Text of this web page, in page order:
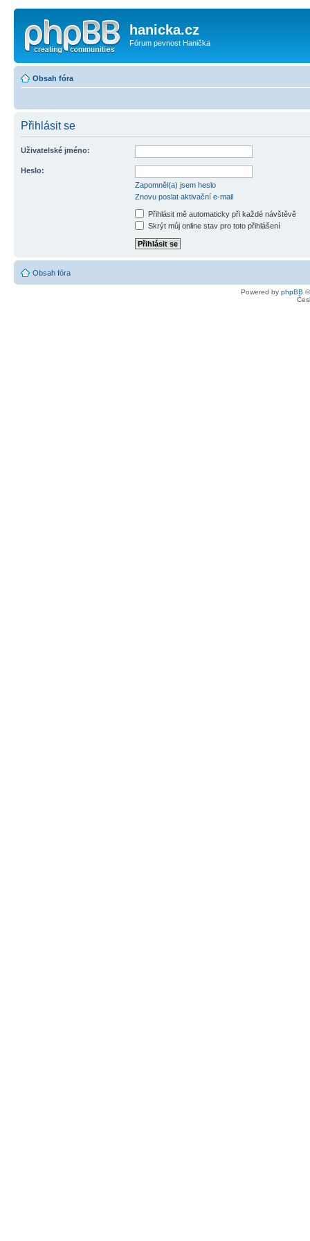
hanicka.cz
Fórum pevnost Hanička
Obsah fóra
Přihlásit se
Uživatelské jméno:
Heslo:
Zapomněl(a) jsem heslo
Znovu poslat aktivační e-mail
Přihlásit mě automaticky při každé návštěvě
Skrýt můj online stav pro toto přihlášení
Obsah fóra
Powered by phpBB